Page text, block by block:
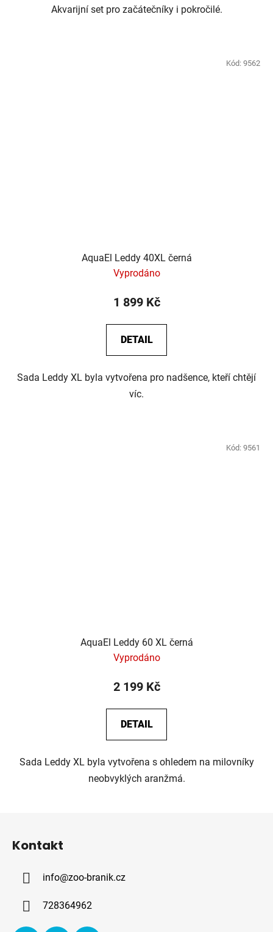
Akvarijní set pro začátečníky i pokročilé.
AquaEl Leddy 40XL černá
Vyprodáno
1 899 Kč
DETAIL
Sada Leddy XL byla vytvořena pro nadšence, kteří chtějí
víc.
Kód: 9562
AquaEl Leddy 60 XL černá
Vyprodáno
2 199 Kč
DETAIL
Sada Leddy XL byla vytvořena s ohledem na milovníky
neobvyklých aranžmá.
Kód: 9561
Kontakt
info@zoo-branik.cz
728364962